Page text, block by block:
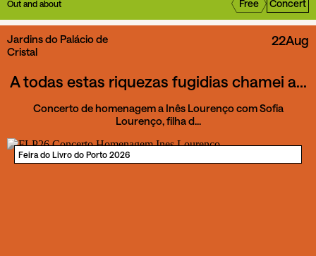
Out and about Free Concert
Jardins do Palácio de
Cristal
22Aug
A todas estas riquezas fugidias chamei a...
Concerto de homenagem a Inês Lourenço com Sofia
Lourenço, filha d...
Feira do Livro do Porto 2026